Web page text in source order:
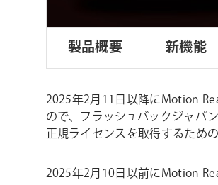
製品概要 新機能
2025年2月11日以降にMotion
ので、フラッシュバックジャパ
正規ライセンスを取得するため
2025年2月10日以前にMotion